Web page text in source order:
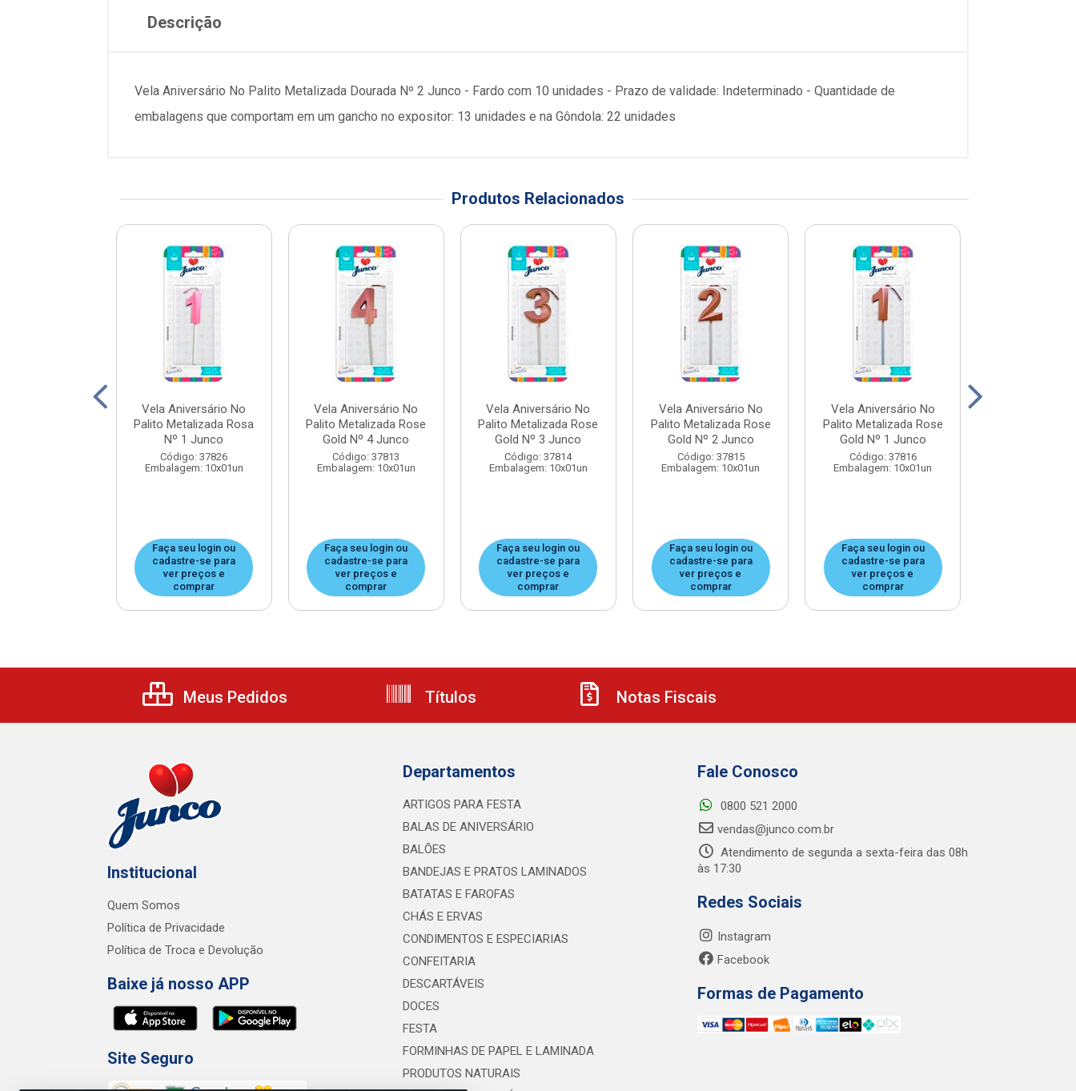
Descrição
Vela Aniversário No Palito Metalizada Dourada Nº 2 Junco - Fardo com 10 unidades - Prazo de validade: Indeterminado - Quantidade de
embalagens que comportam em um gancho no expositor: 13 unidades e na Gôndola: 22 unidades
Produtos Relacionados
Vela Aniversário No
Palito Metalizada Rosa
Nº 1 Junco
Código: 37826
Embalagem: 10x01un
Faça seu login ou
cadastre-se para
ver preços e
comprar
Vela Aniversário No
Palito Metalizada Rose
Gold Nº 4 Junco
Código: 37813
Embalagem: 10x01un
Faça seu login ou
cadastre-se para
ver preços e
comprar
Vela Aniversário No
Palito Metalizada Rose
Gold Nº 3 Junco
Código: 37814
Embalagem: 10x01un
Faça seu login ou
cadastre-se para
ver preços e
comprar
Vela Aniversário No
Palito Metalizada Rose
Gold Nº 2 Junco
Código: 37815
Embalagem: 10x01un
Faça seu login ou
cadastre-se para
ver preços e
comprar
Vela Aniversário No
Palito Metalizada Rose
Gold Nº 1 Junco
Código: 37816
Embalagem: 10x01un
Faça seu login ou
cadastre-se para
ver preços e
comprar
Meus Pedidos Títulos Notas Fiscais
Institucional
Quem Somos
Política de Privacidade
Política de Troca e Devolução
Baixe já nosso APP
Site Seguro
Departamentos
ARTIGOS PARA FESTA
BALAS DE ANIVERSÁRIO
BALÕES
BANDEJAS E PRATOS LAMINADOS
BATATAS E FAROFAS
CHÁS E ERVAS
CONDIMENTOS E ESPECIARIAS
CONFEITARIA
DESCARTÁVEIS
DOCES
FESTA
FORMINHAS DE PAPEL E LAMINADA
PRODUTOS NATURAIS
Fale Conosco
0800 521 2000
vendas@junco.com.br
Atendimento de segunda a sexta-feira das 08h
às 17:30
Redes Sociais
Instagram
Facebook
Formas de Pagamento